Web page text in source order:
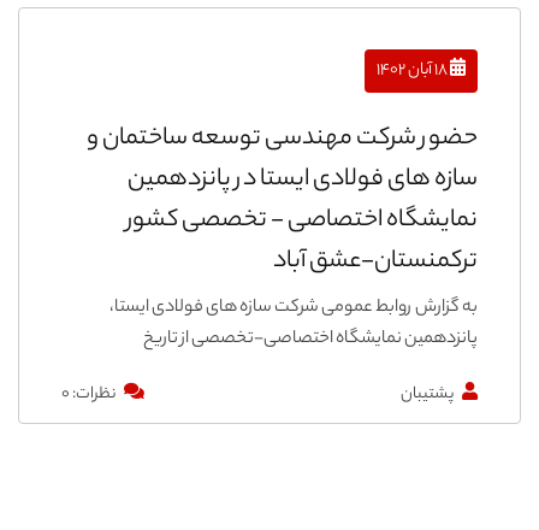
حضور شرکت مهندسی توسعه ساختمان و
سازه های فولادی ایستا در پانزدهمین
نمایشگاه اختصاصی - تخصصی کشور
ترکمنستان-عشق آباد
به گزارش روابط عمومی شرکت سازه های فولادی ایستا،
پانزدهمین نمایشگاه اختصاصی-تخصصی از تاریخ
پشتیبان نظرات: ۰